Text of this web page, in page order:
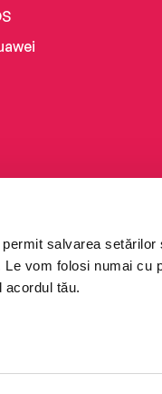
salvarea setărilor
vom folosi numai cu
acordul tău.